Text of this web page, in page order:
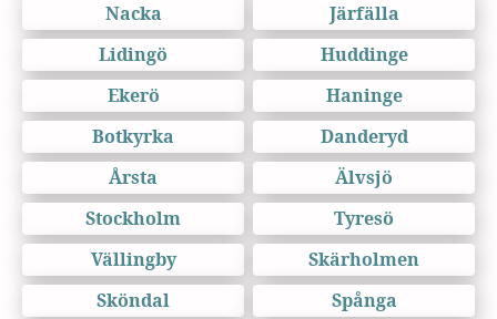
Nacka
Järfälla
Lidingö
Huddinge
Ekerö
Haninge
Botkyrka
Danderyd
Årsta
Älvsjö
Stockholm
Tyresö
Vällingby
Skärholmen
Sköndal
Spånga